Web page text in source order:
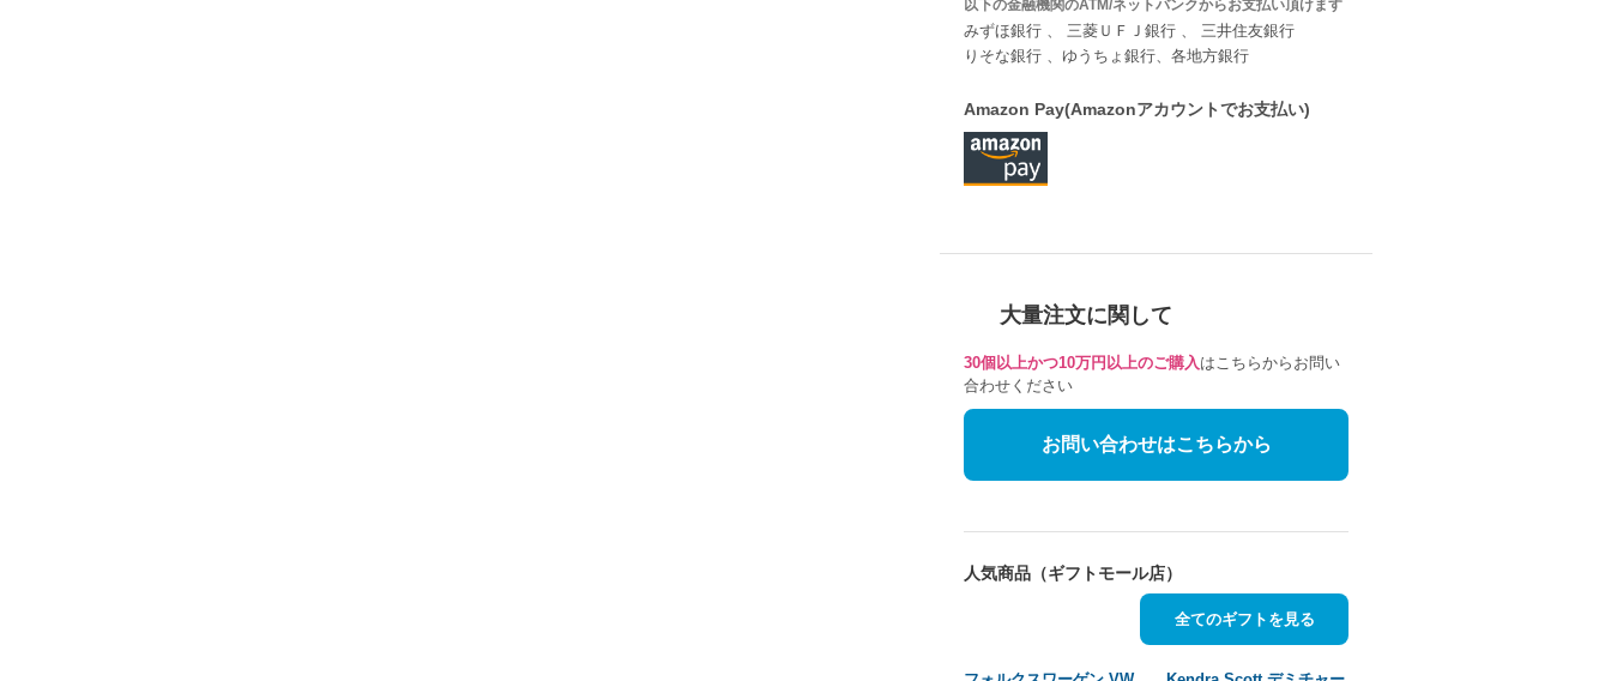
以下の金融機関のATM/ネットバンクからお支払い頂けます
みずほ銀行 、 三菱ＵＦＪ銀行 、 三井住友銀行
りそな銀行 、ゆうちょ銀行、各地方銀行
Amazon Pay(Amazonアカウントでお支払い)
大量注文に関して
30個以上かつ10万円以上のご購入 はこちらからお問い
合わせください
お問い合わせはこちらから
人気商品（ギフトモール店）
全てのギフトを見る